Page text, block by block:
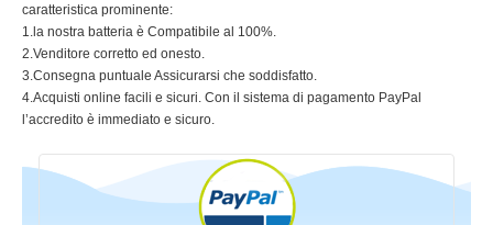
caratteristica prominente:
1.la nostra batteria è Compatibile al 100%.
2.Venditore corretto ed onesto.
3.Consegna puntuale Assicurarsi che soddisfatto.
4.Acquisti online facili e sicuri. Con il sistema di pagamento PayPal
l’accredito è immediato e sicuro.